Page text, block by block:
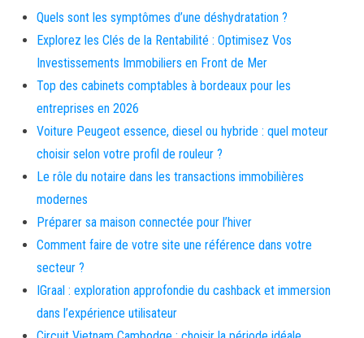
Quels sont les symptômes d’une déshydratation ?
Explorez les Clés de la Rentabilité : Optimisez Vos
Investissements Immobiliers en Front de Mer
Top des cabinets comptables à bordeaux pour les
entreprises en 2026
Voiture Peugeot essence, diesel ou hybride : quel moteur
choisir selon votre profil de rouleur ?
Le rôle du notaire dans les transactions immobilières
modernes
Préparer sa maison connectée pour l’hiver
Comment faire de votre site une référence dans votre
secteur ?
IGraal : exploration approfondie du cashback et immersion
dans l’expérience utilisateur